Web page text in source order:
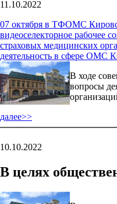
11.10.2022
07 октября в ТФОМС
видеоселекторное рабочее
страховых медицинских
деятельность в сфере ОМС
В ходе
вопросы
далее>>
10.10.2022
В целях